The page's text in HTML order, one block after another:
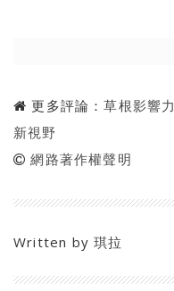
更多評論：草根影響力
新視野
網路著作權聲明
Written by琪拉